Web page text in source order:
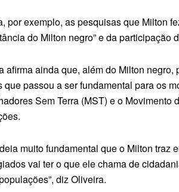
por exemplo, as pesquisas que Milton
do Milton negro” e da participação
afirma ainda que, além do Milton
que passou a ser fundamental para os
Sem Terra (MST) e o
muito fundamental que o Milton
vai ter o que ele chama de
diz Oliveira.